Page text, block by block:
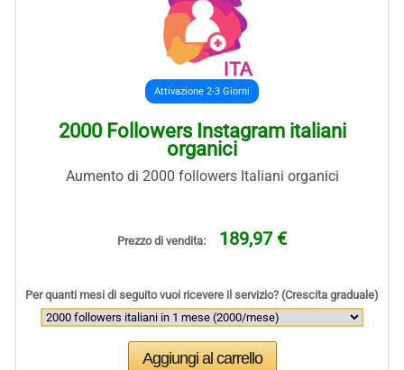
Attivazione 2-3 Giorni
2000 Followers Instagram italiani
organici
Aumento di 2000 followers Italiani organici
Prezzo di vendita: 189,97 €
Per quanti mesi di seguito vuoi ricevere il servizio? (Crescita graduale)